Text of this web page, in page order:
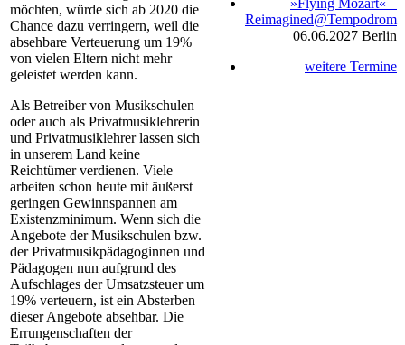
möchten, würde sich ab 2020 die
Chance dazu verringern, weil die
absehbare Verteuerung um 19%
von vielen Eltern nicht mehr
geleistet werden kann.
Als Betreiber von Musikschulen
oder auch als Privatmusiklehrerin
und Privatmusiklehrer lassen sich
in unserem Land keine
Reichtümer verdienen. Viele
arbeiten schon heute mit äußerst
geringen Gewinnspannen am
Existenzminimum. Wenn sich die
Angebote der Musikschulen bzw.
der Privatmusikpädagoginnen und
Pädagogen nun aufgrund des
Aufschlages der Umsatzsteuer um
19% verteuern, ist ein Absterben
dieser Angebote absehbar. Die
Errungenschaften der
Reimagined@Tempodrom
06.06.2027 Berlin
weitere Termine